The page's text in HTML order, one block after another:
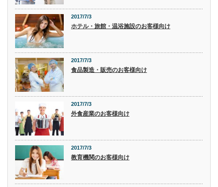
2017/7/3
ホテル・旅館・温浴施設のお客様向け
2017/7/3
食品製造・販売のお客様向け
2017/7/3
外食産業のお客様向け
2017/7/3
教育機関のお客様向け